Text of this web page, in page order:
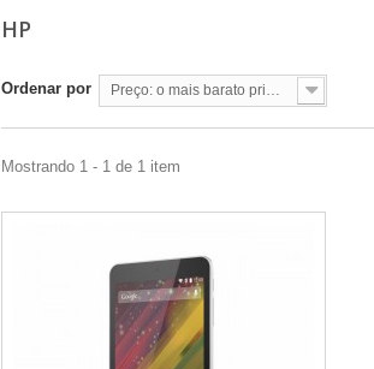
HP
Ordenar por Preço: o mais barato primeiro
Mostrando 1 - 1 de 1 item